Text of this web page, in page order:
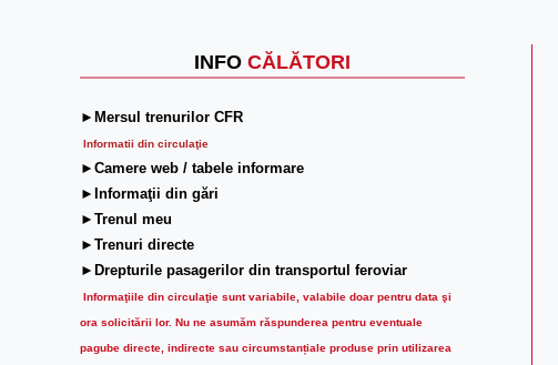
INFO CĂLĂTORI
►Mersul trenurilor CFR
Informatii din circulaţie
►Camere web / tabele informare
►Informaţii din gări
►Trenul meu
►Trenuri directe
►Drepturile pasagerilor din transportul feroviar
Informaţiile din circulaţie sunt variabile, valabile doar pentru data şi
ora solicitării lor. Nu ne asumăm răspunderea pentru eventuale
pagube directe, indirecte sau circumstanțiale produse prin utilizarea